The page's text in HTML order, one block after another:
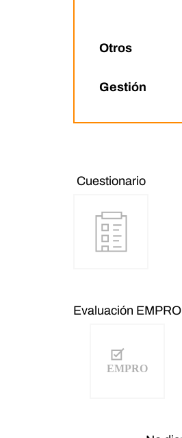
Otros
Gestión
Cuestionario
Evaluación EMPRO